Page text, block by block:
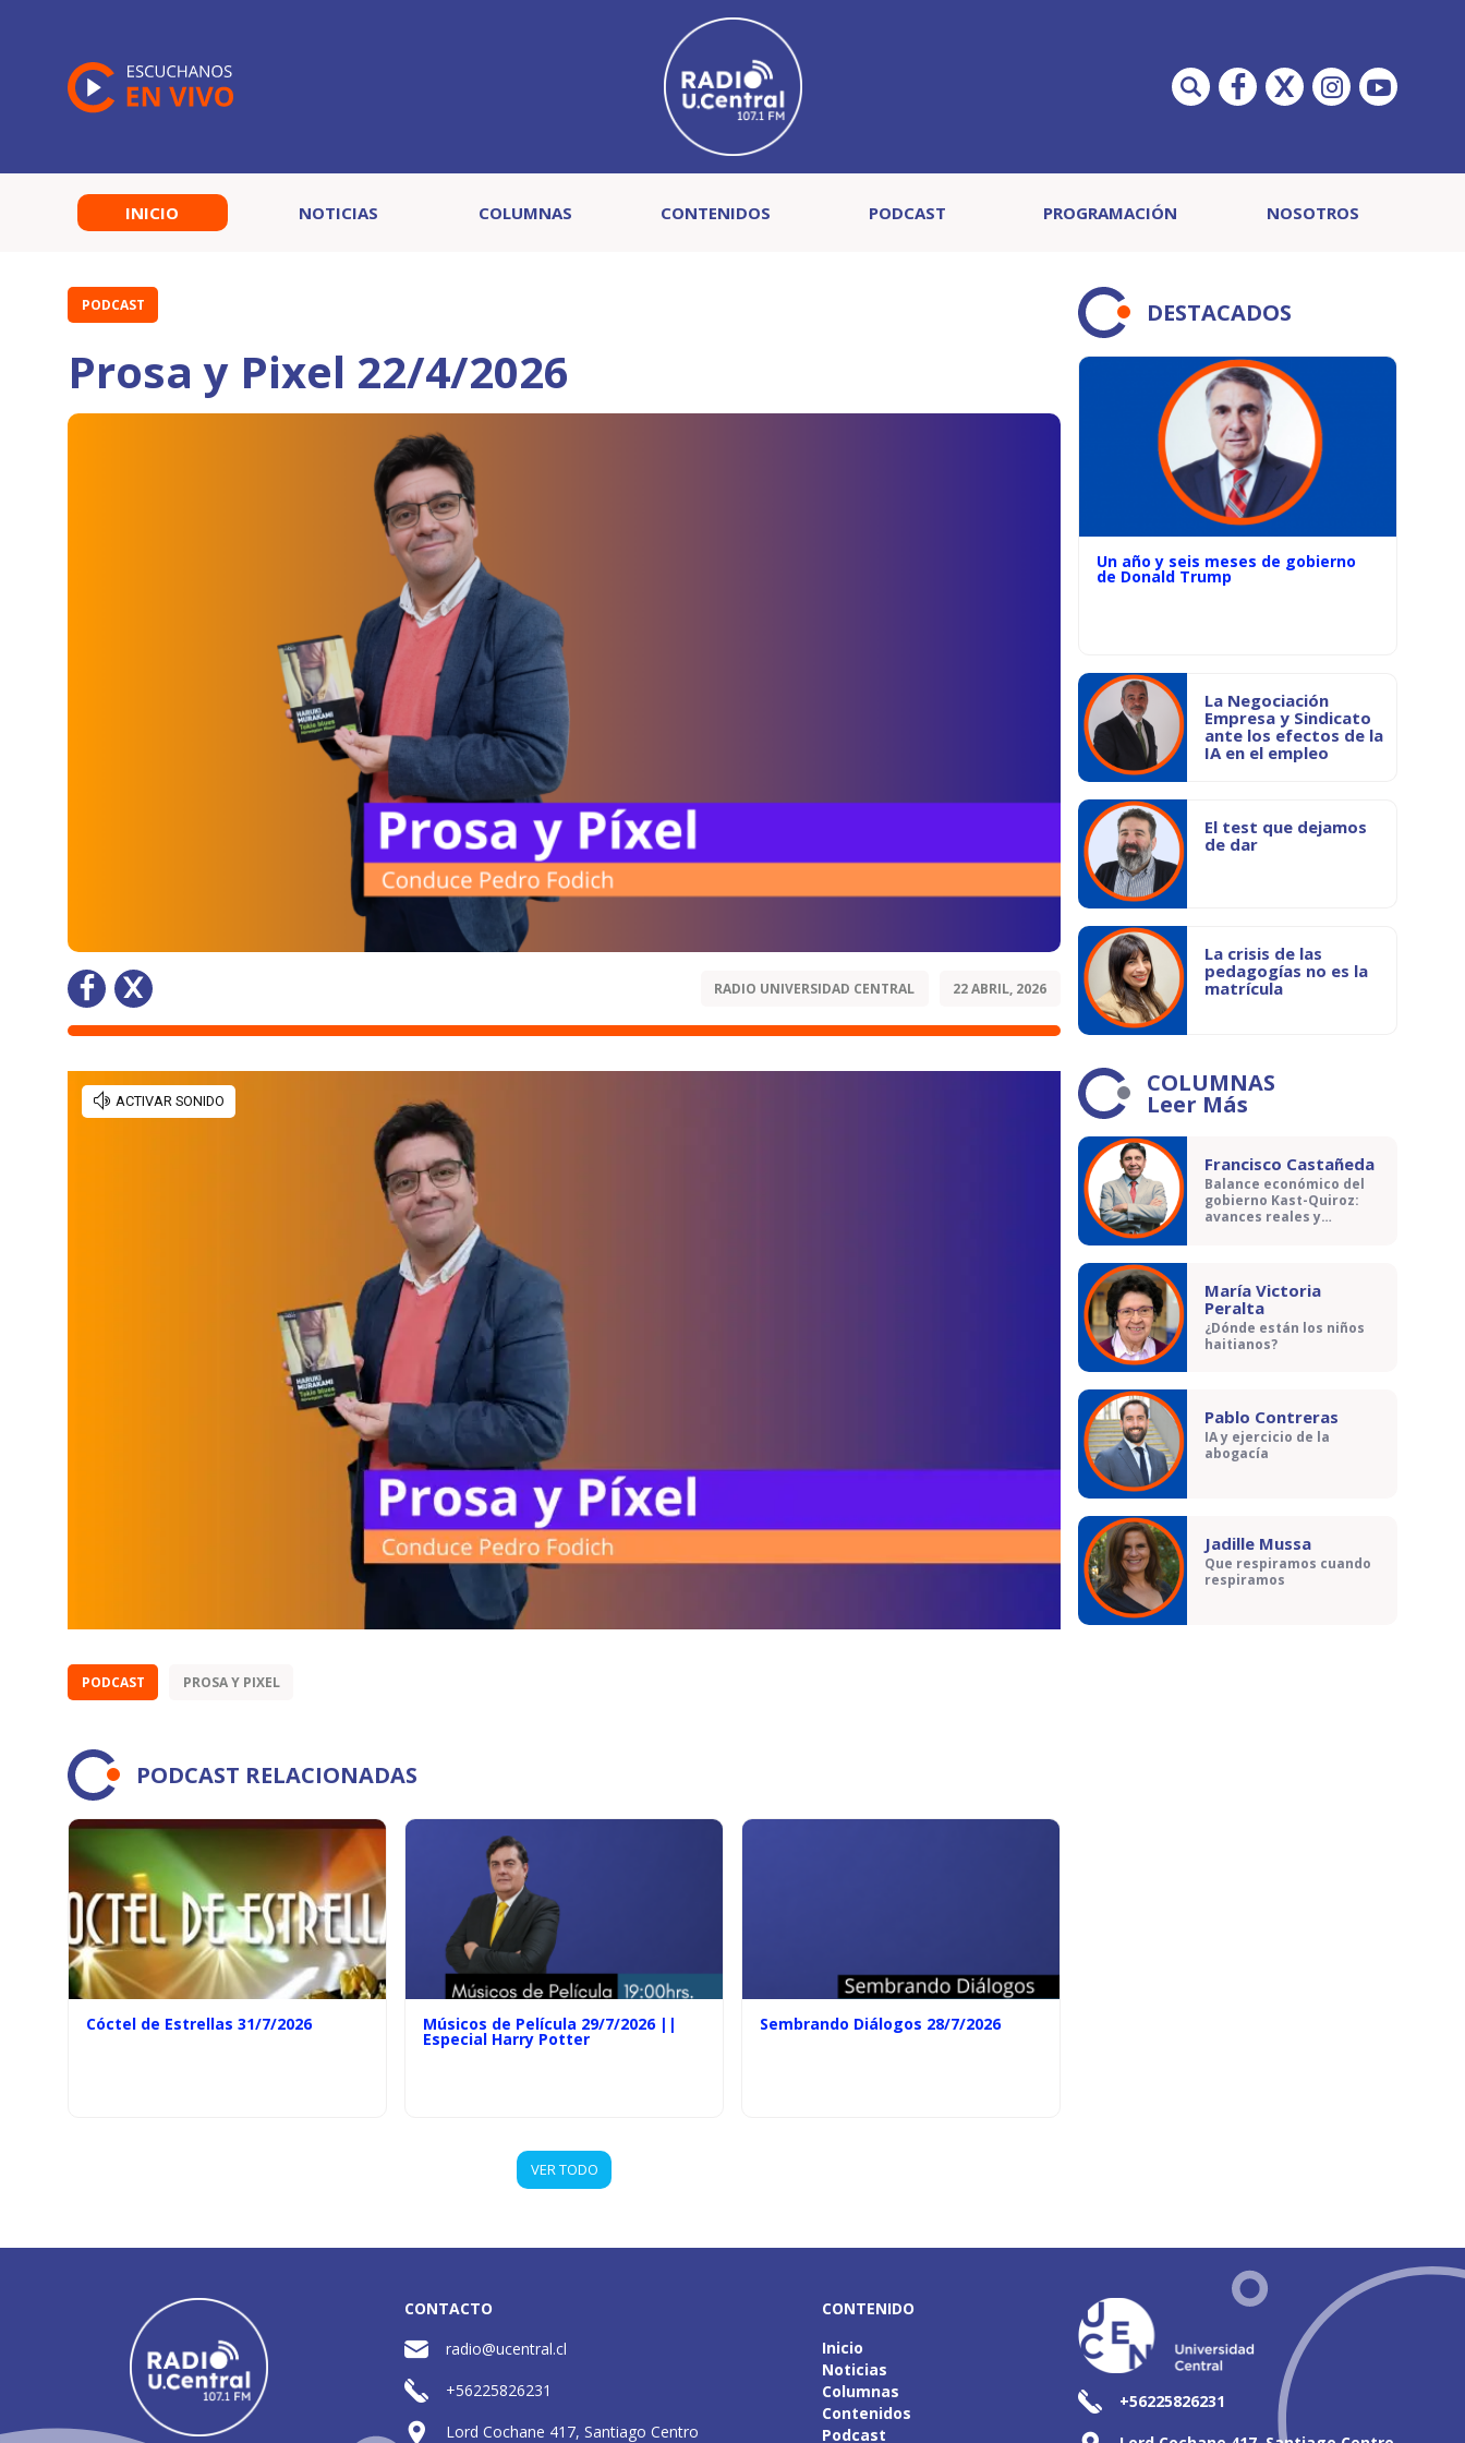
INICIO NOTICIAS COLUMNAS CONTENIDOS PODCAST PROGRAMACIÓN NOSOTROS
PODCAST
Prosa y Pixel 22/4/2026
RADIO UNIVERSIDAD CENTRAL 22 ABRIL, 2026
PODCAST PROSA Y PIXEL
PODCAST RELACIONADAS
Cóctel de Estrellas 31/7/2026 Músicos de Película 29/7/2026 ||
Especial Harry Potter
Sembrando Diálogos 28/7/2026
VER TODO
DESTACADOS
Un año y seis meses de gobierno
de Donald Trump
La Negociación
Empresa y Sindicato
ante los efectos de la
IA en el empleo
El test que dejamos
de dar
La crisis de las
pedagogías no es la
matrícula
COLUMNAS
Leer Más
Francisco Castañeda
Balance económico del
gobierno Kast-Quiroz:
avances reales y
María Victoria
Peralta
¿Dónde están los niños
haitianos?
Pablo Contreras
IA y ejercicio de la
abogacía
Jadille Mussa
Que respiramos cuando
respiramos
CONTACTO
radio@ucentral.cl
+56225826231
Lord Cochane 417, Santiago Centro
CONTENIDO
Inicio
Noticias
Columnas
Contenidos
Podcast
+56225826231